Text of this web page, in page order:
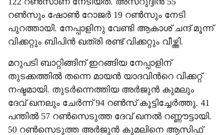
റൺസും ഷോൺ റോജർ 19 റൺസും നേടി
പുറത്തായി. നേപ്പാളിനു വേണ്ടി ആകാശ് ചന്ദ് മൂന്ന്
വിക്കറ്റും ബിപിൻ ഖത്രി രണ്ട് വിക്കറ്റും വീഴ്ത്തി.
മറുപടി ബാറ്റിങ്ങിന് ഇറങ്ങിയ നേപ്പാളിന്
തുടക്കത്തിൽ തന്നെ മായൻ യാദവിന്‍റെ വിക്കറ്റ്
നഷ്ടമായി. തുടർന്നെത്തിയ അർജുൻ കുമലും
ദേവ് ഖനലും ചേർന്ന് 94 റൺസ് കൂട്ടിച്ചേർത്തു. 41
പന്തിൽ 57 റൺസെടുത്ത ദേവ് ഖനൽ റണ്ണൗട്ടായി.
50 റൺസെടുത്ത അർജുൻ കുമലിനെ ആസിഫ്